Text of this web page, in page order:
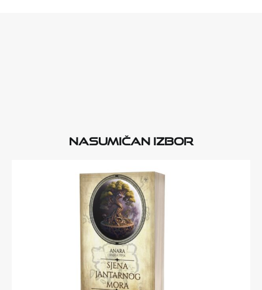
Nasumičan izbor